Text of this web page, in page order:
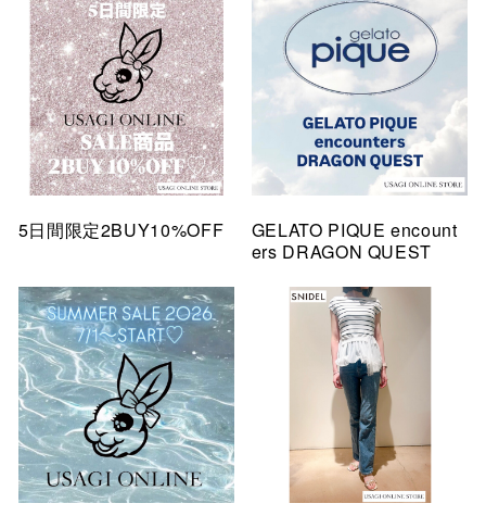
5日間限定2BUY10%OFF
GELATO PIQUE encount
ers DRAGON QUEST